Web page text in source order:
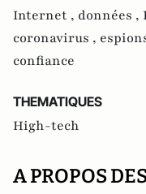
Internet , données ,
coronavirus ,
confiance
THEMATIQUES
High-tech
A PROPOS